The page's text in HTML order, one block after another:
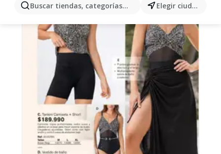
Buscar tiendas, categorías, productos... Elegir ciudad